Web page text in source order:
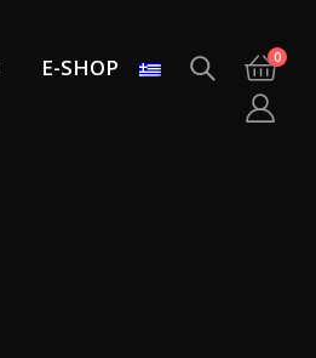
E-SHOP 0